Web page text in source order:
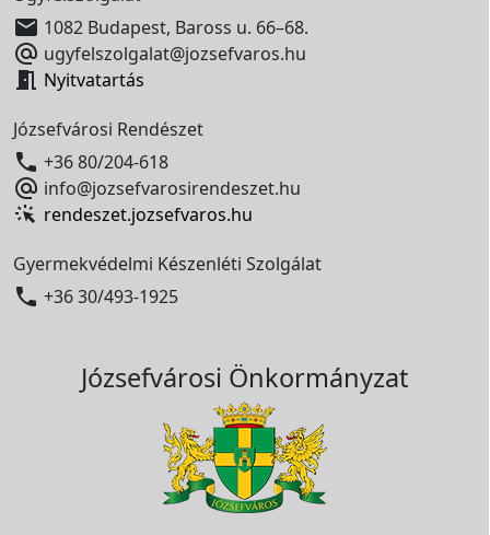
 1082 Budapest, Baross u. 66–68.
 ugyfelszolgalat@jozsefvaros.hu
 Nyitvatartás
Józsefvárosi Rendészet
 +36 80/204-618
 info@jozsefvarosirendeszet.hu
rendeszet.jozsefvaros.hu
Gyermekvédelmi Készenléti Szolgálat
 +36 30/493-1925
Józsefvárosi Önkormányzat